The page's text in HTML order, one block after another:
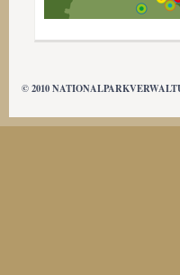
© 2010